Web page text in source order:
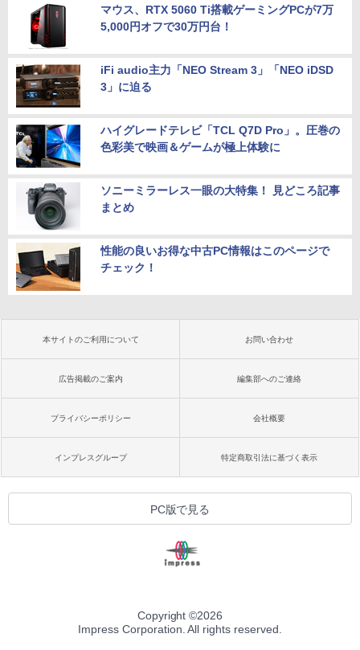
マウス、RTX 5060 Ti搭載ゲーミングPCが7万
5,000円オフで30万円台！
iFi audio主力「NEO Stream 3」「NEO iDSD
3」に迫る
ハイグレードテレビ「TCL Q7D Pro」。圧巻の
色彩美で映画＆ゲームが極上体験に
ソニーミラーレス一眼の大特集！ 見どころ記事
まとめ
性能の良いお得な中古PC情報はこのページで
チェック！
本サイトのご利用について お問い合わせ
広告掲載のご案内 編集部へのご連絡
プライバシーポリシー 会社概要
インプレスグループ 特定商取引法に基づく表示
PC版で見る
Copyright ©2026
Impress Corporation. All rights reserved.